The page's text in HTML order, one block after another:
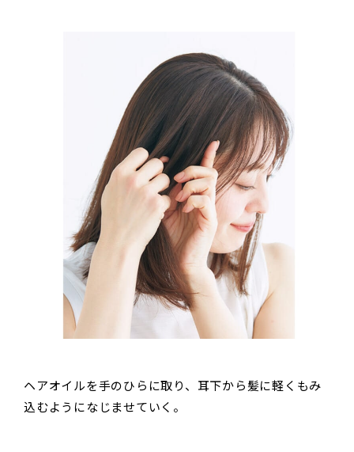
ヘアオイルを手のひらに取り、耳下から髪に軽くもみ
込むようになじませていく。